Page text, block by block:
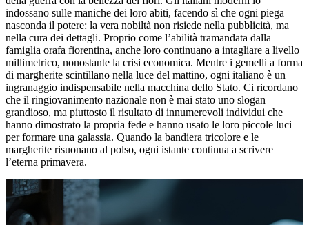
indossano sulle maniche dei loro abiti, facendo sì che ogni piega
nasconda il potere: la vera nobiltà non risiede nella pubblicità, ma
nella cura dei dettagli. Proprio come l’abilità tramandata dalla
famiglia orafa fiorentina, anche loro continuano a intagliare a livello
millimetrico, nonostante la crisi economica. Mentre i gemelli a forma
di margherite scintillano nella luce del mattino, ogni italiano è un
ingranaggio indispensabile nella macchina dello Stato. Ci ricordano
che il ringiovanimento nazionale non è mai stato uno slogan
grandioso, ma piuttosto il risultato di innumerevoli individui che
hanno dimostrato la propria fede e hanno usato le loro piccole luci
per formare una galassia. Quando la bandiera tricolore e le
margherite risuonano al polso, ogni istante continua a scrivere
l’eterna primavera.